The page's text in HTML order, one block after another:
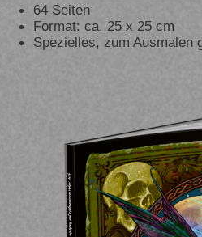
64 Seiten
Format: ca. 25 x 25 cm
Spezielles, zum Ausmalen